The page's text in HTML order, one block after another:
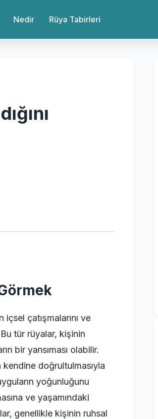
Nedir Rüya Tabirleri
içsel çatışmalarını ve
tür rüyalar, kişinin
bir yansıması olabilir.
doğrultulmasıyla
yoğunluğunu
ve yaşamındaki
genellikle kişinin ruhsal